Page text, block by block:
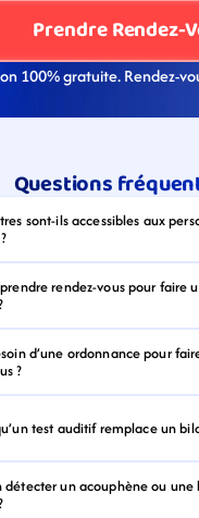
Prendre Rendez-
100% gratuite. Rendez-
Questions
sont-ils accessibles aux
rendez-vous pour faire
d’une ordonnance pour
?
test auditif remplace un
détecter un acouphène ou une